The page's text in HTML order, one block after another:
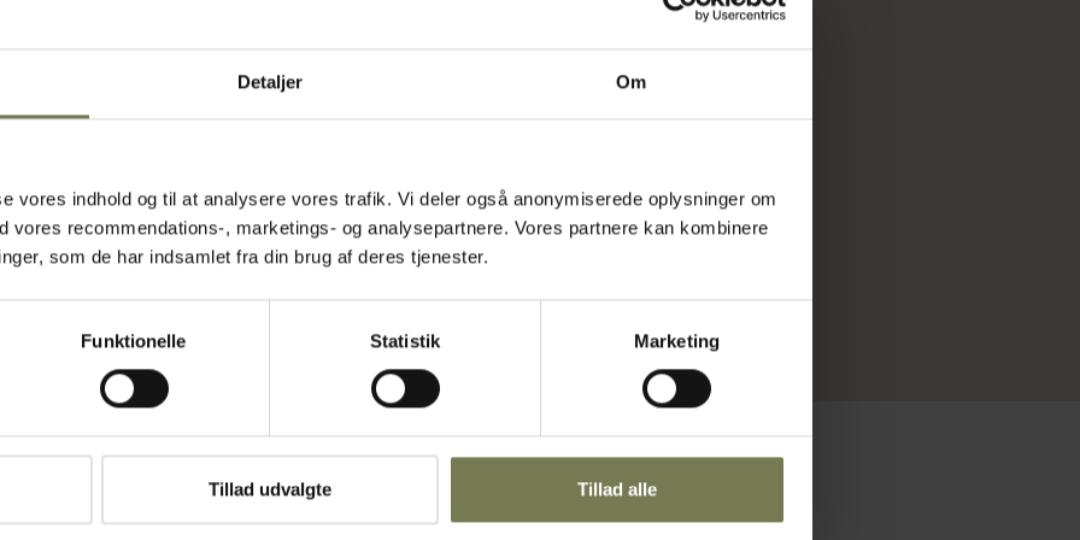
Detaljer Om
vores indhold og til at analysere vores trafik. Vi deler også anonymiserede oplysninger om
vores recommendations-, marketings- og analysepartnere. Vores partnere kan kombinere
som de har indsamlet fra din brug af deres tjenester.
Funktionelle Statistik Marketing
Tillad udvalgte Tillad alle
med
gør den
eller
sikrer, at
og
og matche